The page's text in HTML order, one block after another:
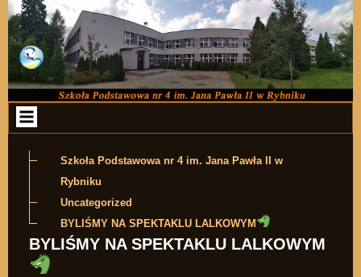
Przejdź do zawartości
Szkoła Podstawowa nr 4 im. Jana Pawła II w
Rybniku
Uncategorized
BYLIŚMY NA SPEKTAKLU LALKOWYM
BYLIŚMY NA SPEKTAKLU LALKOWYM